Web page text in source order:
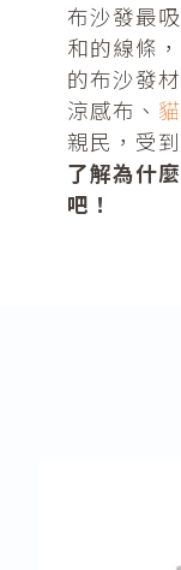
布沙發最
和的線條
的布沙發
涼感布、
親民，受
了解為什
吧！